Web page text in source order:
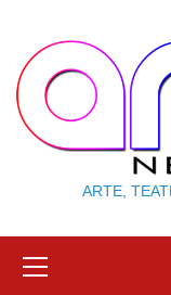
content
ARTE,
Menu